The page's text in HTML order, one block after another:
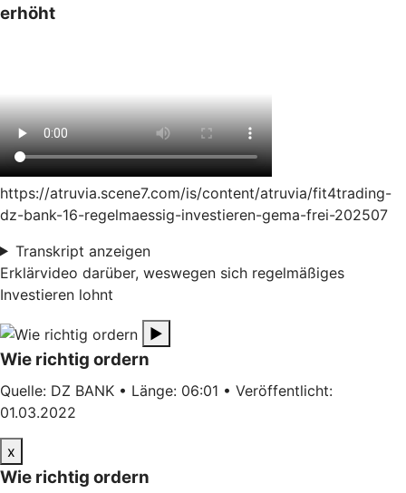
erhöht
https://atruvia.scene7.com/is/content/atruvia/fit4trading-
dz-bank-16-regelmaessig-investieren-gema-frei-202507
Transkript anzeigen
Erklärvideo darüber, weswegen sich regelmäßiges
Investieren lohnt
▶
Wie richtig ordern
Quelle: DZ BANK • Länge: 06:01 • Veröffentlicht:
01.03.2022
x
Wie richtig ordern